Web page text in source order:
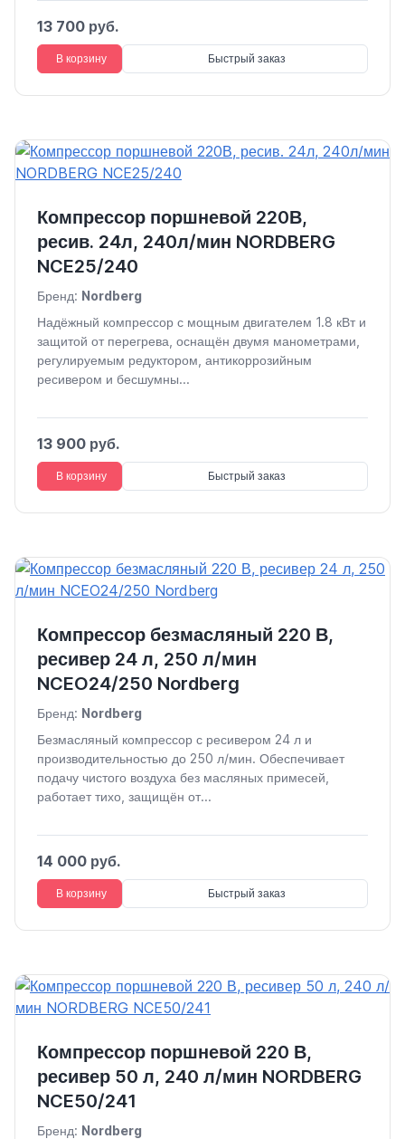
13 700 руб.
В корзину Быстрый заказ
Компрессор поршневой 220В,
ресив. 24л, 240л/мин NORDBERG
NCE25/240
Бренд: Nordberg
Надёжный компрессор с мощным двигателем 1.8 кВт и
защитой от перегрева, оснащён двумя манометрами,
регулируемым редуктором, антикоррозийным
ресивером и бесшумны...
13 900 руб.
В корзину Быстрый заказ
Компрессор безмасляный 220 В,
ресивер 24 л, 250 л/мин
NCEO24/250 Nordberg
Бренд: Nordberg
Безмасляный компрессор с ресивером 24 л и
производительностью до 250 л/мин. Обеспечивает
подачу чистого воздуха без масляных примесей,
работает тихо, защищён от...
14 000 руб.
В корзину Быстрый заказ
Компрессор поршневой 220 В,
ресивер 50 л, 240 л/мин NORDBERG
NCE50/241
Бренд: Nordberg